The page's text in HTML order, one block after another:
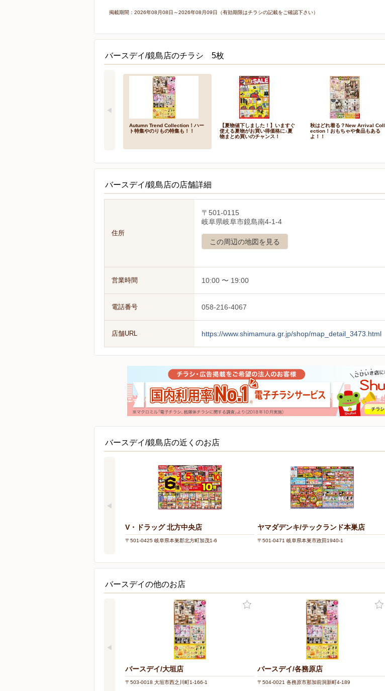
掲載期間：2026年08月08日～2026年08月09日（有効期限はチラシの記載をご確認下さい）
バースデイ/鏡島店のチラシ 5枚
Autumn Trend Collection！ハー
ト特集やのりもの特集も！！
【夏物値下しました！】いますぐ
使える夏物がお買い得価格に♪夏
物まとめ買いのチャンス！
秋はどれ着る？New Arrival Coll
ection！おもちゃや食品もある
よ！！
バースデイ/鏡島店の店舗詳細
住所
〒501-0115
岐阜県岐阜市鏡島南4-1-4
この周辺の地図を見る
営業時間 10:00 〜 19:00
電話番号 058-216-4067
店舗URL https://www.shimamura.gr.jp/shop/map_detail_3473.html
バースデイ/鏡島店の近くのお店
V・ドラッグ 北方中央店
〒501-0425 岐阜県本巣郡北方町加茂1-6
ヤマダデンキ/テックランド本巣店
〒501-0471 岐阜県本巣市政田1940-1
バースデイの他のお店
バースデイ/大垣店
〒503-0018 大垣市西之川町1-166-1
バースデイ/各務原店
〒504-0021 各務原市那加前洞新町4-189